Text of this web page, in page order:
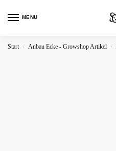
MENU
Start / Anbau Ecke - Growshop Artikel /